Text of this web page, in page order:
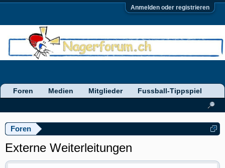
Anmelden oder registrieren
Foren
Externe Weiterleitungen
Foren Medien Mitglieder Fussball-Tippspiel